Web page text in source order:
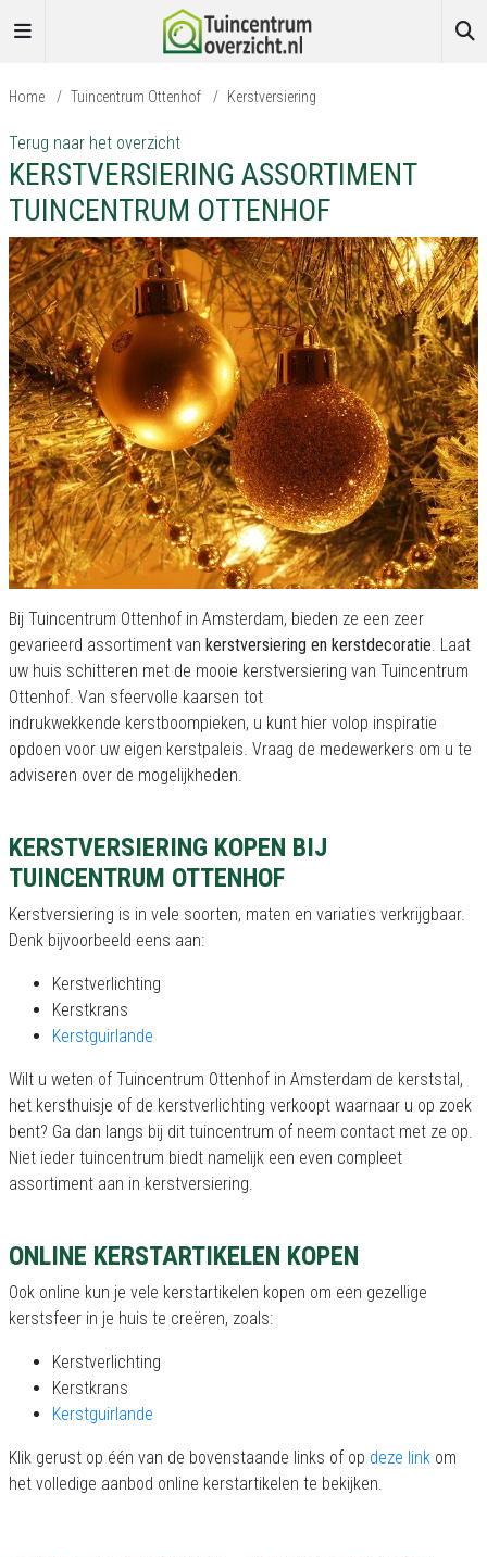
Home / Tuincentrum Ottenhof / Kerstversiering
Terug naar het overzicht
KERSTVERSIERING ASSORTIMENT
TUINCENTRUM OTTENHOF
Bij Tuincentrum Ottenhof in Amsterdam, bieden ze een zeer
gevarieerd assortiment van kerstversiering en kerstdecoratie. Laat
uw huis schitteren met de mooie kerstversiering van Tuincentrum
Ottenhof. Van sfeervolle kaarsen tot
indrukwekkende kerstboompieken, u kunt hier volop inspiratie
opdoen voor uw eigen kerstpaleis. Vraag de medewerkers om u te
adviseren over de mogelijkheden.
KERSTVERSIERING KOPEN BIJ
TUINCENTRUM OTTENHOF
Kerstversiering is in vele soorten, maten en variaties verkrijgbaar.
Denk bijvoorbeeld eens aan:
Kerstverlichting
Kerstkrans
Kerstguirlande
Wilt u weten of Tuincentrum Ottenhof in Amsterdam de kerststal,
het kersthuisje of de kerstverlichting verkoopt waarnaar u op zoek
bent? Ga dan langs bij dit tuincentrum of neem contact met ze op.
Niet ieder tuincentrum biedt namelijk een even compleet
assortiment aan in kerstversiering.
ONLINE KERSTARTIKELEN KOPEN
Ook online kun je vele kerstartikelen kopen om een gezellige
kerstsfeer in je huis te creëren, zoals:
Kerstverlichting
Kerstkrans
Kerstguirlande
Klik gerust op één van de bovenstaande links of op deze link om
het volledige aanbod online kerstartikelen te bekijken.